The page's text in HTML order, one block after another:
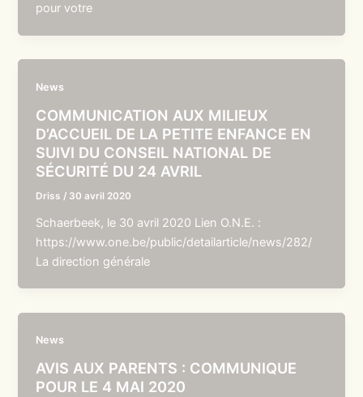
pour votre
News
COMMUNICATION AUX MILIEUX
D’ACCUEIL DE LA PETITE ENFANCE EN
SUIVI DU CONSEIL NATIONAL DE
SÉCURITÉ DU 24 AVRIL
Driss / 30 avril 2020
Schaerbeek, le 30 avril 2020 Lien O.N.E. :
https://www.one.be/public/detailarticle/news/282/
La direction générale
News
AVIS AUX PARENTS : COMMUNIQUE
POUR LE 4 MAI 2020